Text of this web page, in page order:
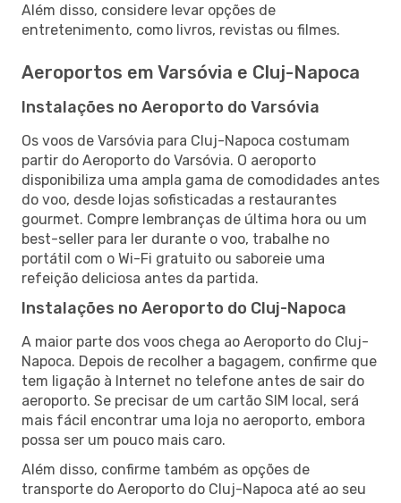
Além disso, considere levar opções de
entretenimento, como livros, revistas ou filmes.
Aeroportos em Varsóvia e Cluj-Napoca
Instalações no Aeroporto do Varsóvia
Os voos de Varsóvia para Cluj-Napoca costumam
partir do Aeroporto do Varsóvia. O aeroporto
disponibiliza uma ampla gama de comodidades antes
do voo, desde lojas sofisticadas a restaurantes
gourmet. Compre lembranças de última hora ou um
best-seller para ler durante o voo, trabalhe no
portátil com o Wi-Fi gratuito ou saboreie uma
refeição deliciosa antes da partida.
Instalações no Aeroporto do Cluj-Napoca
A maior parte dos voos chega ao Aeroporto do Cluj-
Napoca. Depois de recolher a bagagem, confirme que
tem ligação à Internet no telefone antes de sair do
aeroporto. Se precisar de um cartão SIM local, será
mais fácil encontrar uma loja no aeroporto, embora
possa ser um pouco mais caro.
Além disso, confirme também as opções de
transporte do Aeroporto do Cluj-Napoca até ao seu